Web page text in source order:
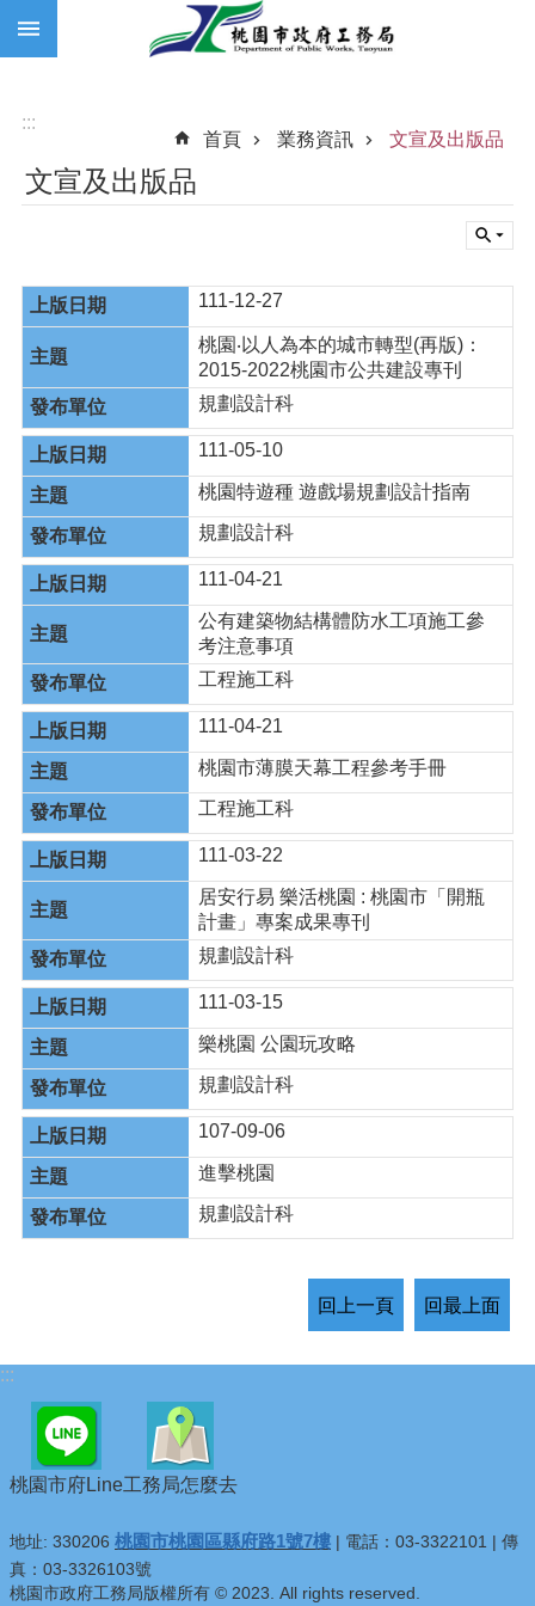
跳到主要內容區塊
:::
首頁
業務資訊 文宣及出版品
文宣及出版品
111-12-27
桃園‧以人為本的城市轉型(再版)：
2015-2022桃園市公共建設專刊
規劃設計科
111-05-10
桃園特遊種 遊戲場規劃設計指南
規劃設計科
111-04-21
公有建築物結構體防水工項施工參
考注意事項
工程施工科
111-04-21
桃園市薄膜天幕工程參考手冊
工程施工科
111-03-22
居安行易 樂活桃園 : 桃園市「開瓶
計畫」專案成果專刊
規劃設計科
111-03-15
樂桃園 公園玩攻略
規劃設計科
107-09-06
進擊桃園
規劃設計科
回上一頁 回最上面
:::
桃園市府Line工務局怎麼去
地址: 330206 桃園市桃園區縣府路1號7樓 | 電話：03-3322101 | 傳
真：03-3326103號
桃園市政府工務局版權所有 © 2023. All rights reserved.